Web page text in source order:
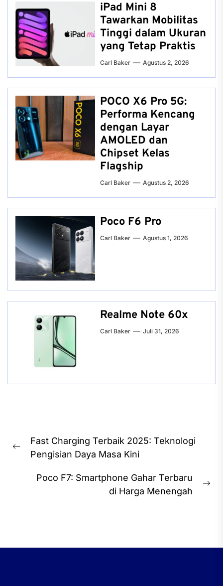
iPad Mini 8
Tawarkan Mobilitas
Tinggi dalam Ukuran
yang Tetap Praktis
Carl Baker Agustus 2, 2026
POCO X6 Pro 5G:
Performa Kencang
dengan Layar
AMOLED dan
Chipset Kelas
Flagship
Carl Baker Agustus 2, 2026
Poco F6 Pro
Carl Baker Agustus 1, 2026
Realme Note 60x
Carl Baker Juli 31, 2026
pos
Previous
Fast Charging Terbaik 2025: Teknologi
Pengisian Daya Masa Kini
Poco F7: Smartphone Gahar Terbaru
di Harga Menengah